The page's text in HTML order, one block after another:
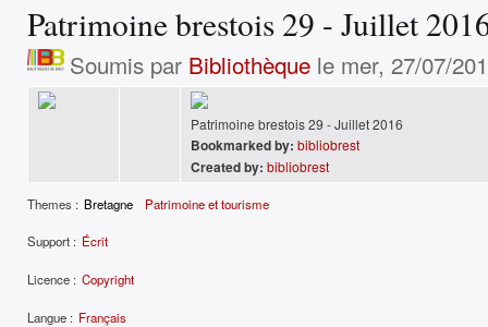
Patrimoine brestois 29 - Juillet
Soumis par Bibliothèquele mer, 27/07/
Patrimoine brestois 29 - Juillet 2016
Bookmarked by: bibliobrest
Created by: bibliobrest
Themes : Bretagne Patrimoine et tourisme
Support : Écrit
Licence : Copyright
Langue : Français